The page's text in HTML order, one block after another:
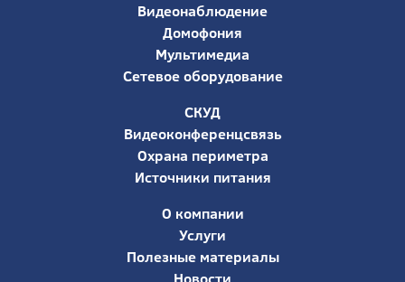
Видеонаблюдение
Домофония
Мультимедиа
Сетевое оборудование
СКУД
Видеоконференцсвязь
Охрана периметра
Источники питания
О компании
Услуги
Полезные материалы